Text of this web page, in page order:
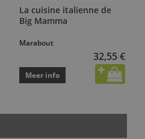
La cuisine italienne de
Big Mamma
Marabout
32,55 €
Meer info